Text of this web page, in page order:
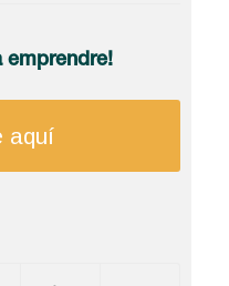
emprendre!
aquí